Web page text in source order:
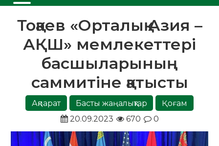
Тоқаев «Орталық Азия –
АҚШ» мемлекеттері
басшыларының
саммитіне қатысты
Ақпарат Басты жаңалықтар
Қоғам
20.09.2023
670 0